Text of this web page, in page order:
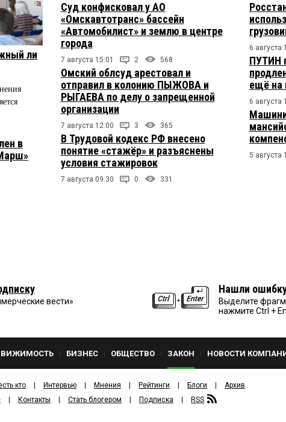
ли
в
Суд конфисковал у АО
«Омскавтотранс» бассейн
«Автомобилист» и землю в центре
города
7 августа 15:01 2 568
Омский облсуд арестовал и
отправил в колонию ПЫЖОВА и
РЫГАЕВА по делу о запрещенной
организации
7 августа 12:00 3 365
В Трудовой кодекс РФ внесено
понятие «стажёр» и разъяснены
условия стажировок
7 августа 09:30 0 331
6 августа
ПУТИН
ещё на
6 августа
5 августа
вести»
Нашли
Выделите
нажмите Ctrl +
БИЗНЕС ОБЩЕСТВО ЗАКОН НОВОСТИ
кто Интервью Мнения Рейтинги Блоги
Архив
Контакты Стать блогером Подписка RSS